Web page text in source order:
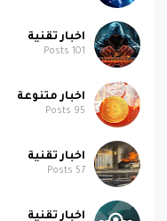
اخبار تقنية
101
اخبار متنوعة
95
اخبار تقنية
57
اخبار تقنية